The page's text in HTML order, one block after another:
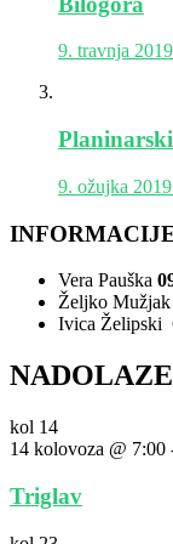
9. travnja
9. ožujka
Vera Pauška
Željko Mužjak
Ivica Želipski
kol 14
14 kolovoza @ 7:00
Triglav